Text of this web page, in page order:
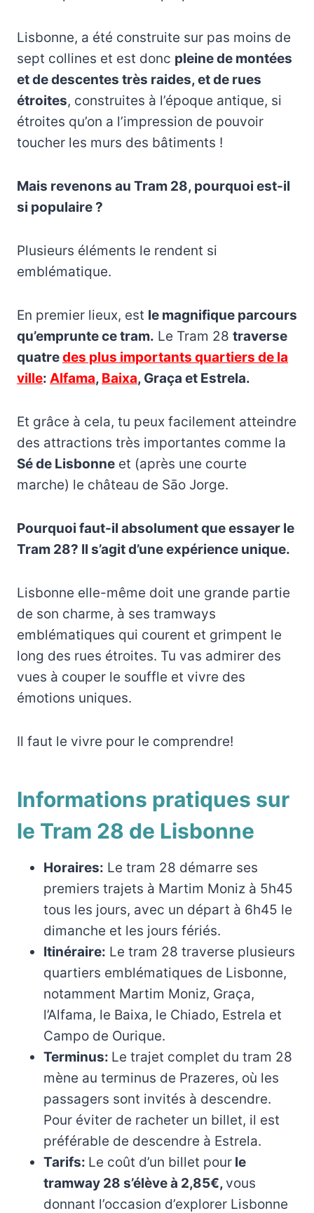
Lisbonne, a été construite sur pas moins de
sept collines et est donc pleine de montées
et de descentes très raides, et de rues
étroites, construites à l’époque antique, si
étroites qu’on a l’impression de pouvoir
toucher les murs des bâtiments !
Mais revenons au Tram 28, pourquoi est-il
si populaire ?
Plusieurs éléments le rendent si
emblématique.
En premier lieux, est le magnifique parcours
qu’emprunte ce tram. Le Tram 28 traverse
quatredes plus importants quartiers de la
ville: Alfama, Baixa, Graça et Estrela.
Et grâce à cela, tu peux facilement atteindre
des attractions très importantes comme la
Sé de Lisbonne et (après une courte
marche) le château de Sāo Jorge.
Pourquoi faut-il absolument que essayer le
Tram 28? Il s’agit d’une expérience unique.
Lisbonne elle-même doit une grande partie
de son charme, à ses tramways
emblématiques qui courent et grimpent le
long des rues étroites. Tu vas admirer des
vues à couper le souffle et vivre des
émotions uniques.
Il faut le vivre pour le comprendre!
Informations pratiques sur
le Tram 28 de Lisbonne
Horaires: Le tram 28 démarre ses
premiers trajets à Martim Moniz à 5h45
tous les jours, avec un départ à 6h45 le
dimanche et les jours fériés.
Itinéraire: Le tram 28 traverse plusieurs
quartiers emblématiques de Lisbonne,
notamment Martim Moniz, Graça,
l’Alfama, le Baixa, le Chiado, Estrela et
Campo de Ourique.
Terminus: Le trajet complet du tram 28
mène au terminus de Prazeres, où les
passagers sont invités à descendre.
Pour éviter de racheter un billet, il est
préférable de descendre à Estrela.
Tarifs: Le coût d’un billet pour le
tramway 28 s’élève à 2,85€, vous
donnant l’occasion d’explorer Lisbonne